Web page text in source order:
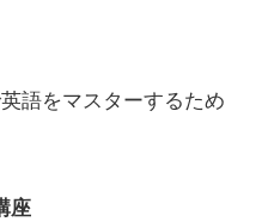
語をマスターするため
座